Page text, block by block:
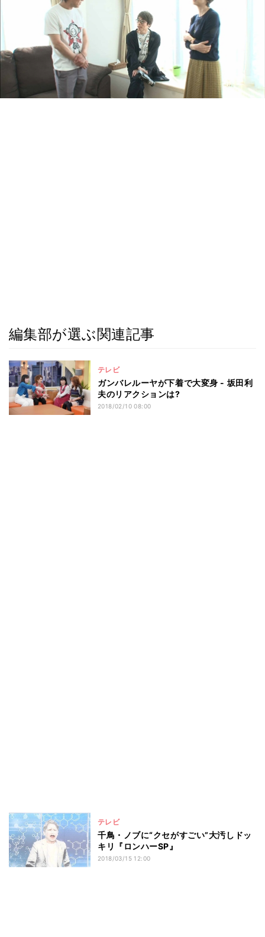
編集部が選ぶ関連記事
テレビ
ガンバレルーヤが下着で大変身 - 坂田利
夫のリアクションは?
2018/02/10 08:00
テレビ
千鳥・ノブに“クセがすごい”大汚しドッ
キリ『ロンハーSP』
2018/03/15 12:00